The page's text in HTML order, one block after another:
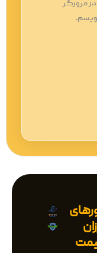
مرورگر